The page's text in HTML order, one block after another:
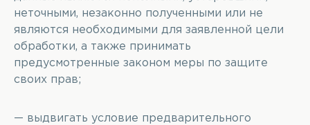
неточными, незаконно полученными или не
являются необходимыми для заявленной цели
обработки, а также принимать
предусмотренные законом меры по защите
своих прав;
— выдвигать условие предварительного